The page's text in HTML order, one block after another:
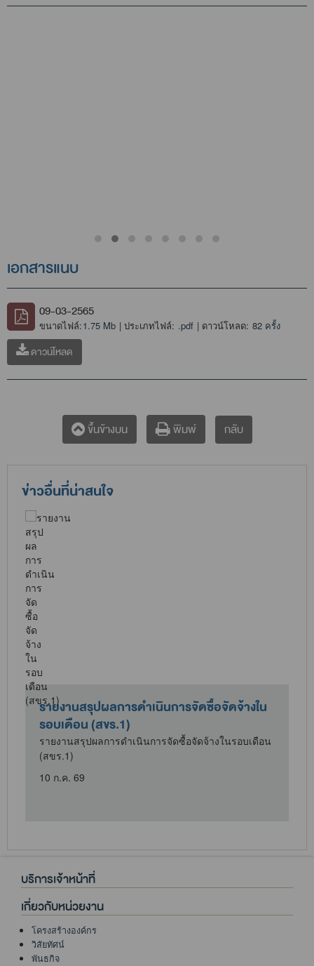
เอกสารแนบ
09-03-2565
ขนาดไฟล์:1.75 Mb | ประเภทไฟล์: .pdf | ดาวน์โหลด: 82 ครั้ง
ดาวน์โหลด
ขึ้นข้างบน พิมพ์ กลับ
ข่าวอื่นที่น่าสนใจ
รายงานสรุปผลการดำเนินการจัดซื้อจัดจ้างใน
รอบเดือน (สขร.1)
รายงานสรุปผลการดำเนินการจัดซื้อจัดจ้างในรอบเดือน
(สขร.1)
10 ก.ค. 69
บริการเจ้าหน้าที่
เกี่ยวกับหน่วยงาน
โครงสร้างองค์กร
วิสัยทัศน์
พันธกิจ